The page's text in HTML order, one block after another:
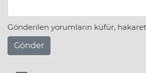
Gönderilen yorumların küfür,
Gönder